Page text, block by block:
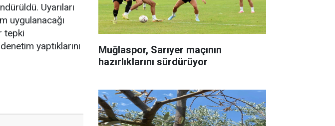
Uyarıları
uygulanacağı
tepki
yaptıklarını
Muğlaspor, Sarıyer maçının
hazırlıklarını sürdürüyor